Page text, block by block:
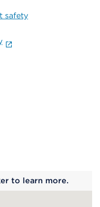
safety
to learn more.